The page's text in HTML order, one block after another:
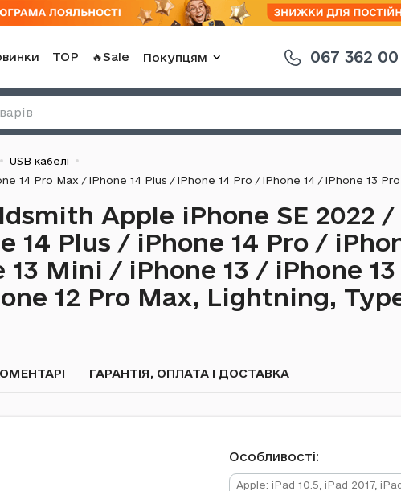
TOP 🔥Sale Покупцям 067 362
USB кабелі
Apple iPhone SE 2022 /
14 Plus / iPhone 14 Pro /
Mini / iPhone 13 / iPhone 13
12 Pro Max, Lightning,
ГАРАНТІЯ, ОПЛАТА І ДОСТАВКА
Особливості:
Apple: iPad 10.5, iPad 2017,